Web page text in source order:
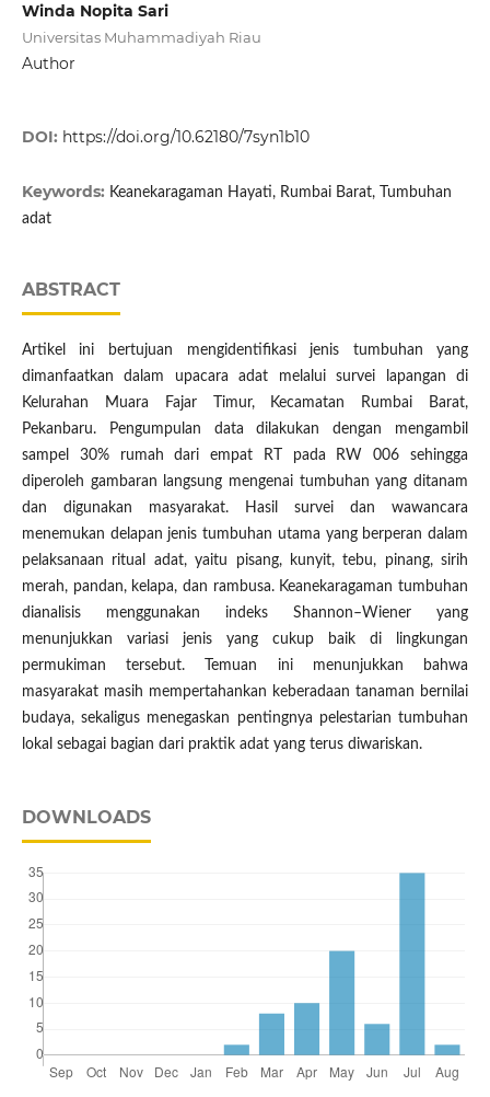
Winda Nopita Sari
Universitas Muhammadiyah Riau
Author
DOI: https://doi.org/10.62180/7syn1b10
Keywords: Keanekaragaman Hayati, Rumbai Barat, Tumbuhan
adat
ABSTRACT
Artikel ini bertujuan mengidentifikasi jenis tumbuhan yang
dimanfaatkan dalam upacara adat melalui survei lapangan di
Kelurahan Muara Fajar Timur, Kecamatan Rumbai Barat,
Pekanbaru. Pengumpulan data dilakukan dengan mengambil
sampel 30% rumah dari empat RT pada RW 006 sehingga
diperoleh gambaran langsung mengenai tumbuhan yang ditanam
dan digunakan masyarakat. Hasil survei dan wawancara
menemukan delapan jenis tumbuhan utama yang berperan dalam
pelaksanaan ritual adat, yaitu pisang, kunyit, tebu, pinang, sirih
merah, pandan, kelapa, dan rambusa. Keanekaragaman tumbuhan
dianalisis menggunakan indeks Shannon–Wiener yang
menunjukkan variasi jenis yang cukup baik di lingkungan
permukiman tersebut. Temuan ini menunjukkan bahwa
masyarakat masih mempertahankan keberadaan tanaman bernilai
budaya, sekaligus menegaskan pentingnya pelestarian tumbuhan
lokal sebagai bagian dari praktik adat yang terus diwariskan.
DOWNLOADS